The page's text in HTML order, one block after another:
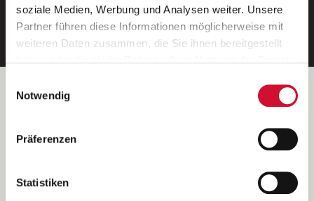
soziale Medien, Werbung und Analysen weiter. Unsere
Partner führen diese Informationen möglicherweise mit
weiteren Daten zusammen, die Sie ihnen bereitgestellt
Wenn Sie auf „Cookies zulassen“ klicken, so stimmen
Sie der Speicherung sämtlicher Cookies zu. Sie können
Ihre Einwilligung selbstverständlich jederzeit widerrufen,
indem Sie die Cookie-Einstellungen aufrufen und diese
unsererDatenschutzerklärung
Notwendig
Präferenzen
Statistiken
E-Mail-Adresse eintragen
Betreiber der Webseite
Kantstraße 45a
(Ein Tochterunternehmen des AWO Bezirksverbandes Unterfranken
e.V.)